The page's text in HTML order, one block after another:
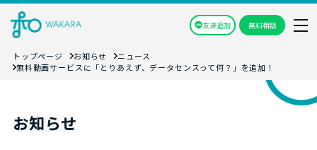
友達追加 無料相談
トップページ お知らせ
ニュース
無料動画サービスに「とりあえず、データセンスって何？」を追加！
お知らせ